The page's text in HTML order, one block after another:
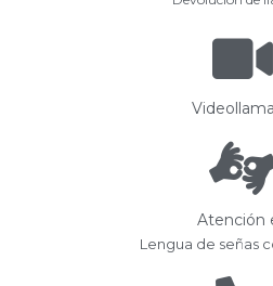
Atención
Lengua de señas